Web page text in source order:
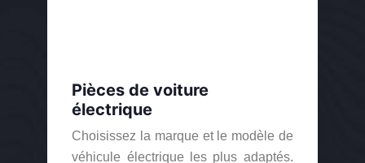
Pièces de voiture
électrique
Choisissez la marque et le modèle de
véhicule électrique les plus adaptés.